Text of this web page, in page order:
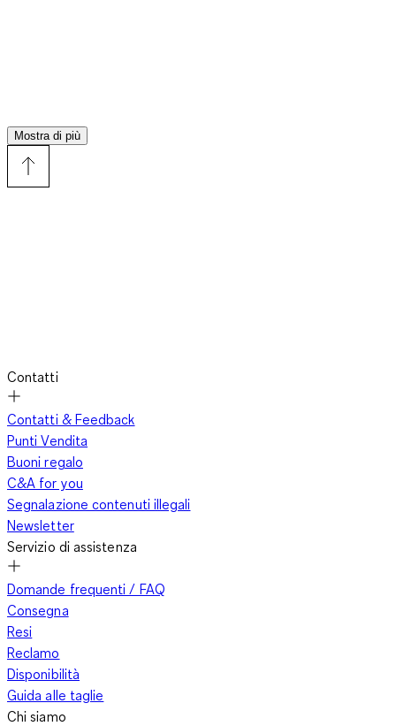
Mostra di più
Contatti
Contatti & Feedback
Punti Vendita
Buoni regalo
C&A for you
Segnalazione contenuti illegali
Newsletter
Servizio di assistenza
Domande frequenti / FAQ
Consegna
Resi
Reclamo
Disponibilità
Guida alle taglie
Chi siamo